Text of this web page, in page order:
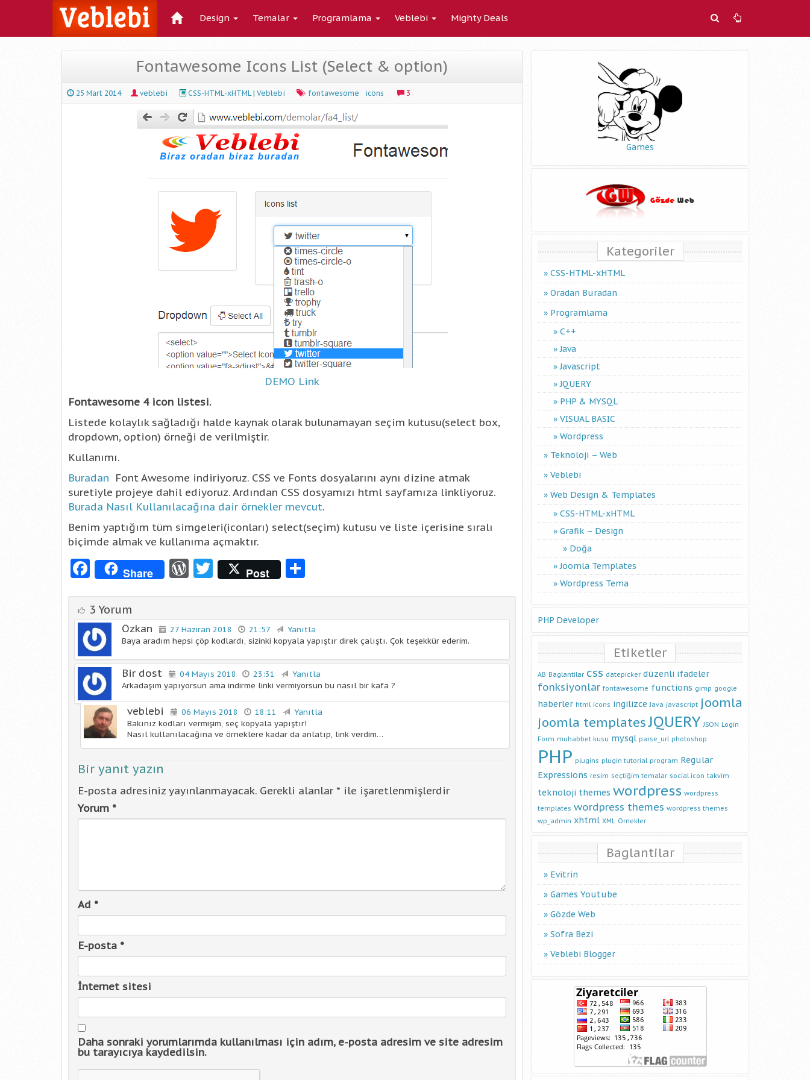
Design Temalar Programlama Veblebi Mighty Deals
Fontawesome Icons List (Select & option)
25 Mart 2014 veblebi CSS-HTML-xHTML| Veblebi fontawesome icons 3
DEMO Link
Fontawesome 4 icon listesi.
Listede kolaylık sağladığı halde kaynak olarak bulunamayan seçim kutusu(select box,
dropdown, option) örneği de verilmiştir.
Kullanımı.
Buradan Font Awesome indiriyoruz. CSS ve Fonts dosyalarını aynı dizine atmak
suretiyle projeye dahil ediyoruz. Ardından CSS dosyamızı html sayfamıza linkliyoruz.
Burada Nasıl Kullanılacağına dair örnekler mevcut.
Benim yaptığım tüm simgeleri(iconları) select(seçim) kutusu ve liste içerisine sıralı
biçimde almak ve kullanıma açmaktır.
Facebook
Share WordPress
Twitter
Post
3 Yorum
Özkan 27 Haziran 2018 21:57
Yanıtla
Baya aradım hepsi çöp kodlardı, sizinki kopyala yapıştır direk çalıştı. Çok teşekkür ederim.
Bir dost 04 Mayıs 2018 23:31
Yanıtla
Arkadaşım yapıyorsun ama indirme linki vermiyorsun bu nasıl bir kafa ?
veblebi 06 Mayıs 2018 18:11
Yanıtla
Bakınız kodları vermişim, seç kopyala yapıştır!
Nasıl kullanılacağına ve örneklere kadar da anlatıp, link verdim…
Bir yanıt yazın
E-posta adresiniz yayınlanmayacak. Gerekli alanlar * ile işaretlenmişlerdir
Yorum *
Ad *
E-posta *
İnternet sitesi
Daha sonraki yorumlarımda kullanılması için adım, e-posta adresim ve site adresim
bu tarayıcıya kaydedilsin.
Games
Kategoriler
CSS-HTML-xHTML
Oradan Buradan
Programlama
C++
Java
Javascript
JQUERY
PHP & MYSQL
VISUAL BASIC
Wordpress
Teknoloji – Web
Veblebi
Web Design & Templates
CSS-HTML-xHTML
Grafik – Design
Doğa
Joomla Templates
Wordpress Tema
PHP Developer
Etiketler
AB Baglantilar css datepicker düzenli ifadeler
fonksiyonlar fontawesome functions gimp google
haberler html icons ingilizce Java javascript joomla
joomla templatesJQUERY JSON Login
Form muhabbet kusu mysql parse_url photoshop
PHP plugins plugin tutorial program Regular
Expressions resim seçtiğim temalar social icon takvim
teknoloji themes wordpress wordpress
templates wordpress themes wordpress themes
wp_admin xhtml XML Örnekler
Baglantilar
Evitrin
Games Youtube
Gözde Web
Sofra Bezi
Veblebi Blogger